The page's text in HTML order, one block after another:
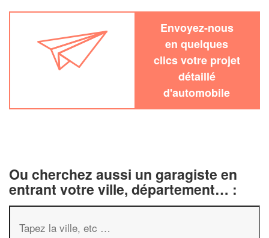
Envoyez-nous
en quelques
clics votre projet
détaillé
d'automobile
Ou cherchez aussi un garagiste en
entrant votre ville, département… :